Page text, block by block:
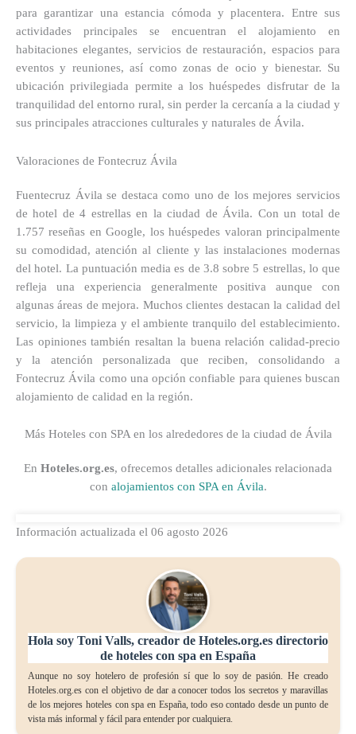
para garantizar una estancia cómoda y placentera. Entre sus
actividades principales se encuentran el alojamiento en
habitaciones elegantes, servicios de restauración, espacios para
eventos y reuniones, así como zonas de ocio y bienestar. Su
ubicación privilegiada permite a los huéspedes disfrutar de la
tranquilidad del entorno rural, sin perder la cercanía a la ciudad y
sus principales atracciones culturales y naturales de Ávila.
Valoraciones de Fontecruz Ávila
Fuentecruz Ávila se destaca como uno de los mejores servicios
de hotel de 4 estrellas en la ciudad de Ávila. Con un total de
1.757 reseñas en Google, los huéspedes valoran principalmente
su comodidad, atención al cliente y las instalaciones modernas
del hotel. La puntuación media es de 3.8 sobre 5 estrellas, lo que
refleja una experiencia generalmente positiva aunque con
algunas áreas de mejora. Muchos clientes destacan la calidad del
servicio, la limpieza y el ambiente tranquilo del establecimiento.
Las opiniones también resaltan la buena relación calidad-precio
y la atención personalizada que reciben, consolidando a
Fontecruz Ávila como una opción confiable para quienes buscan
alojamiento de calidad en la región.
Más Hoteles con SPA en los alrededores de la ciudad de Ávila
En Hoteles.org.es, ofrecemos detalles adicionales relacionada
con alojamientos con SPA en Ávila.
Información actualizada el 06 agosto 2026
Hola soy Toni Valls, creador de Hoteles.org.es directorio
de hoteles con spa en España
Aunque no soy hotelero de profesión sí que lo soy de pasión. He creado
Hoteles.org.es con el objetivo de dar a conocer todos los secretos y maravillas
de los mejores hoteles con spa en España, todo eso contado desde un punto de
vista más informal y fácil para entender por cualquiera.